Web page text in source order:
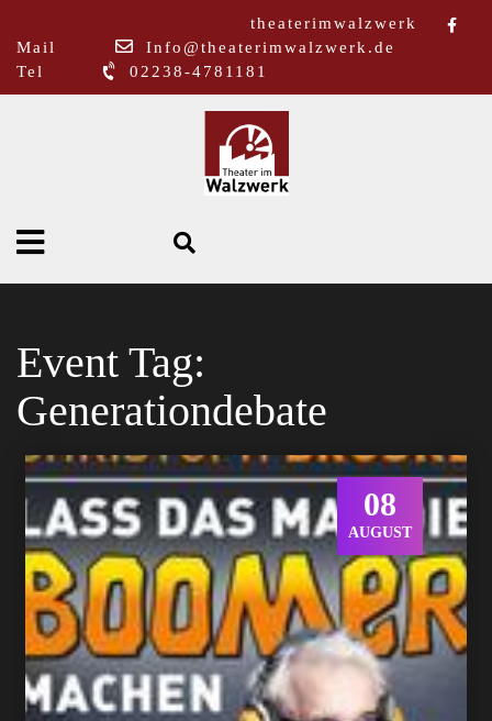
theaterimwalzwerk
Mail
Info@theaterimwalzwerk.de
Tel
02238-4781181
Event Tag:
Generationdebate
08
AUGUST